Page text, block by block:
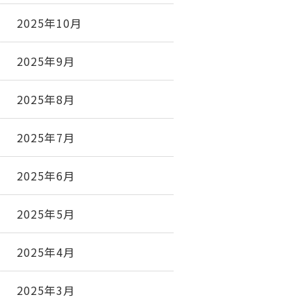
2025年10月
2025年9月
2025年8月
2025年7月
2025年6月
2025年5月
2025年4月
2025年3月